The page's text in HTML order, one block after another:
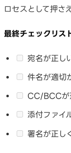
ロセスとして押さ
最終チェックリス
宛名が正し
件名が適切
CC/BCCが
添付ファイ
署名が正し